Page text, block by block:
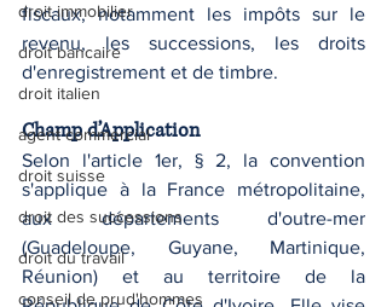
droit immobilier
droit bancaire
droit italien
agent commercial
droit suisse
droit des successions
droit du travail
conseil de prud'hommes
fiscaux, notamment les impôts sur le
revenu, les successions, les droits
d'enregistrement et de timbre.
Champ d’Application
Selon l'article 1er, § 2, la convention
s'applique à la France métropolitaine,
aux départements d'outre-mer
(Guadeloupe, Guyane, Martinique,
Réunion) et au territoire de la